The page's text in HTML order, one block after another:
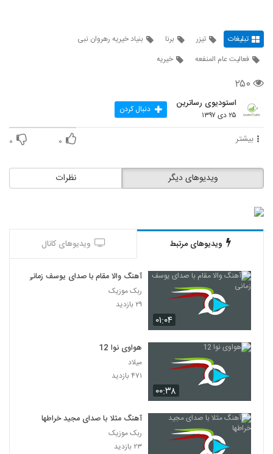
تبلیغات تیزر برنا
بنیاد خیریه رهروان نبی
فعالیت عام المنفعه
خیریه
۲۵۰
استودیوی رساترین
۲۵ دی ۱۳۹۷ دنبال کردن
بیشتر ۰ ۰
نظرات ویدیوهای دیگر
ویدیوهای مرتبط ویدیوهای کانال
۰۱:۰۴
آهنگ والا مقام با صدای یوسف زمانی
ربک موزیک
۲۹ بازدید
۰۰:۳۸
هواوی نوا 12
میلاد
۴۷۱ بازدید
آهنگ مثلا با صدای مجید خراطها
ربک موزیک
۲۳ بازدید